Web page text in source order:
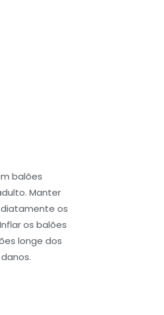
balões
Manter
os
os balões
longe dos